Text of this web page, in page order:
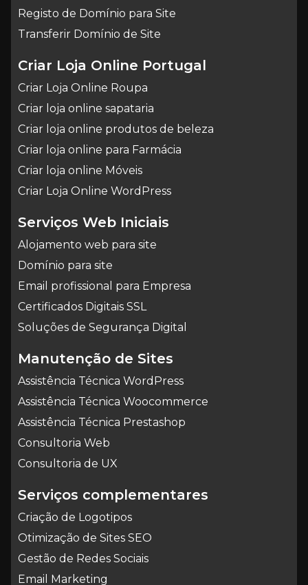
Registo de Domínio para Site
Transferir Domínio de Site
Criar Loja Online Portugal
Criar Loja Online Roupa
Criar loja online sapataria
Criar loja online produtos de beleza
Criar loja online para Farmácia
Criar loja online Móveis
Criar Loja Online WordPress
Serviços Web Iniciais
Alojamento web para site
Domínio para site
Email profissional para Empresa
Certificados Digitais SSL
Soluções de Segurança Digital
Manutenção de Sites
Assistência Técnica WordPress
Assistência Técnica Woocommerce
Assistência Técnica Prestashop
Consultoria Web
Consultoria de UX
Serviços complementares
Criação de Logotipos
Otimização de Sites SEO
Gestão de Redes Sociais
Email Marketing